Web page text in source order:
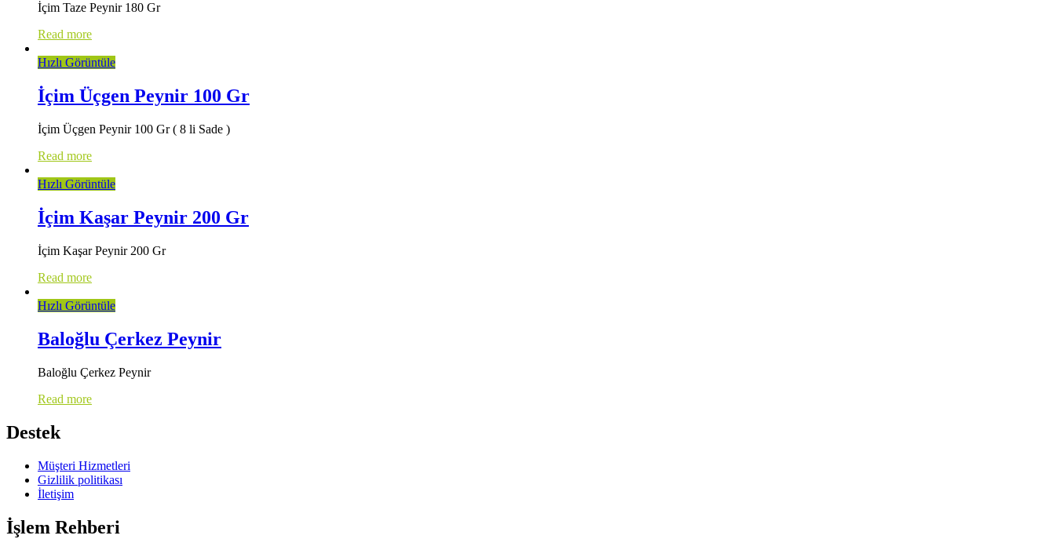
İçim Taze Peynir 180 Gr
Read more
Hızlı Görüntüle
İçim Üçgen Peynir 100 Gr
İçim Üçgen Peynir 100 Gr ( 8 li Sade )
Read more
Hızlı Görüntüle
İçim Kaşar Peynir 200 Gr
İçim Kaşar Peynir 200 Gr
Read more
Hızlı Görüntüle
Baloğlu Çerkez Peynir
Baloğlu Çerkez Peynir
Read more
Destek
Müşteri Hizmetleri
Gizlilik politikası
İletişim
İşlem Rehberi